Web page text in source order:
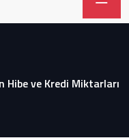
Hibe ve Kredi Miktarları